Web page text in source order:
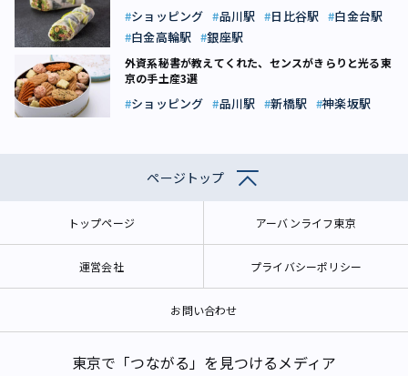
ショッピング 品川駅 日比谷駅
白金台駅
白金高輪駅
銀座駅
外資系秘書が教えてくれた、センスがきらりと光る東
京の手土産3選
ショッピング 品川駅 新橋駅 神楽坂駅
ページトップ
トップページ アーバンライフ東京
運営会社 プライバシーポリシー
お問い合わせ
東京で「つながる」を見つけるメディア